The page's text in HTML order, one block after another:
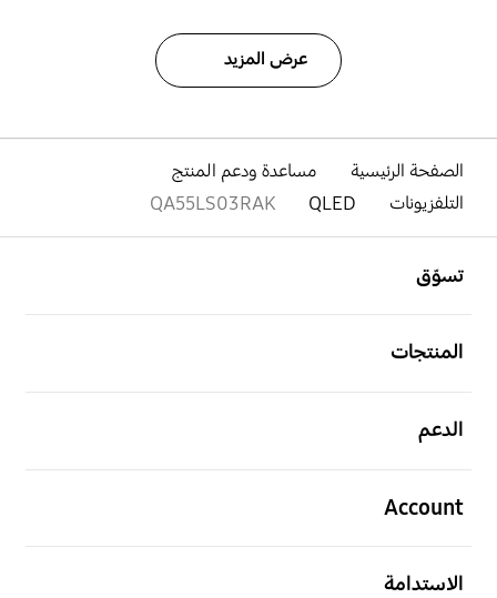
عرض المزيد
الصفحة الرئيسية
مساعدة ودعم المنتج
التلفزيونات
QLED
QA55LS03RAK
تسوّق
المنتجات
الدعم
Account
الاستدامة